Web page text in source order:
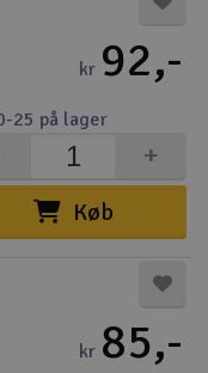
kr 92,-
Køb
+
25 på lager
kr 85,-